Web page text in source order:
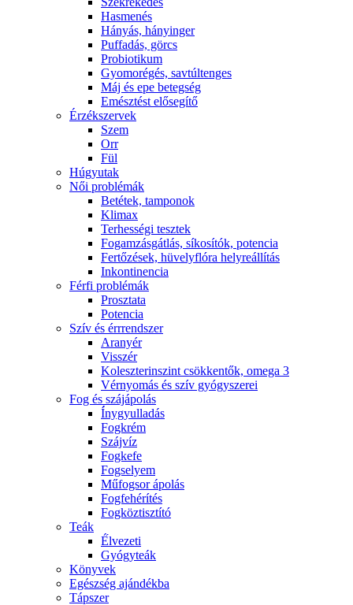
Hasmenés
Hányás, hányinger
Puffadás, görcs
Probiotikum
Gyomorégés, savtúltenges
Máj és epe betegség
Emésztést elősegítő
Érzékszervek
Szem
Orr
Fül
Húgyutak
Női problémák
Betétek, tamponok
Klimax
Terhességi tesztek
Fogamzásgátlás, síkosítók, potencia
Fertőzések, hüvelyflóra helyreállítás
Inkontinencia
Férfi problémák
Prosztata
Potencia
Szív és érrrendszer
Aranyér
Visszér
Koleszterinszint csökkentők, omega 3
Vérnyomás és szív gyógyszerei
Fog és szájápolás
Í́nygyulladás
Fogkrém
Szájvíz
Fogkefe
Fogselyem
Műfogsor ápolás
Fogfehérítés
Fogköztisztító
Teák
É́lvezeti
Gyógyteák
Könyvek
Egészség ajándékba
Tápszer